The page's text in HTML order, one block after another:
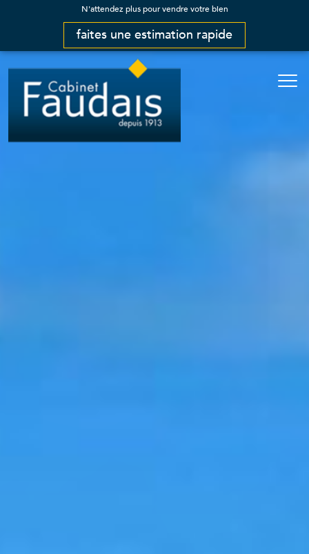
N'attendez plus pour vendre votre bien
faites une estimation rapide